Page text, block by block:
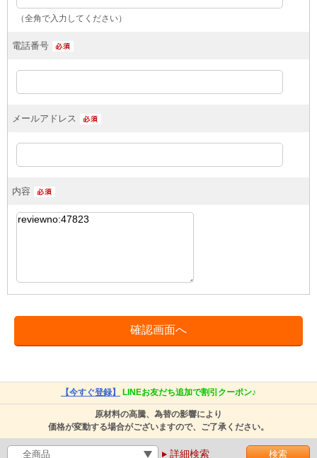
（全角で入力してください）
電話番号
メールアドレス
内容
【今すぐ登録】 LINEお友だち追加で割引クーポン♪
原材料の高騰、為替の影響により
価格が変動する場合がございますので、ご了承ください。
詳細検索